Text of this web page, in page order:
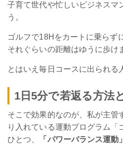
子育て世代や忙しいビジネスマ
う。
ゴルフで18Hをカートに乗らず
それぐらいの距離はゆうに歩け
とはいえ毎日コースに出られる
1日5分で若返る方法
そこで効果的なのが、私が主管
り入れている運動プログラム「
ひとつ、
「パワーバランス運動」